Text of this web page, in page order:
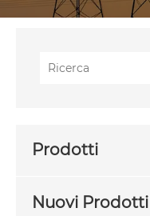
Prodotti
Nuovi Prodotti